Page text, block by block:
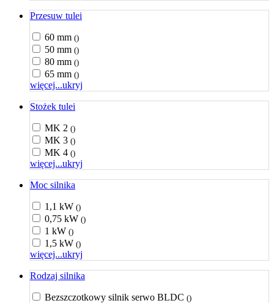
Przesuw tulei
60 mm ()
50 mm ()
80 mm ()
65 mm ()
więcej...ukryj
Stożek tulei
MK 2 ()
MK 3 ()
MK 4 ()
więcej...ukryj
Moc silnika
1,1 kW ()
0,75 kW ()
1 kW ()
1,5 kW ()
więcej...ukryj
Rodzaj silnika
Bezszczotkowy silnik serwo BLDC ()